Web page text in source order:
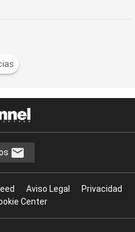
Aviso Legal
Privacidad
Center